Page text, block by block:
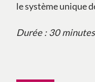
le système unique
Durée : 30